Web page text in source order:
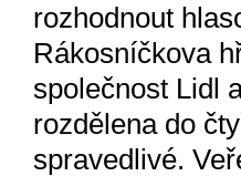
rozhodnout
Rákosníčkova
společnost Lidl
rozdělena do
spravedlivé.